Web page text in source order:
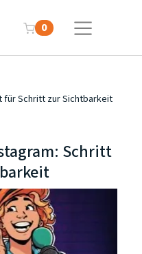
0
für Schritt zur Sichtbarkeit
Schritt